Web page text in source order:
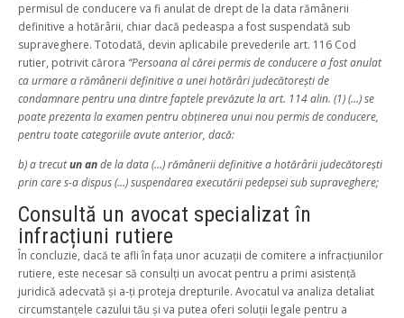
permisul de conducere va fi anulat de drept de la data rămânerii
definitive a hotărârii, chiar dacă pedeaspa a fost suspendată sub
supraveghere. Totodată, devin aplicabile prevederile art. 116 Cod
rutier, potrivit cărora “Persoana al cărei permis de conducere a fost anulat
ca urmare a rămânerii definitive a unei hotărâri judecătorești de
condamnare pentru una dintre faptele prevăzute la art. 114 alin. (1) (…) se
poate prezenta la examen pentru obținerea unui nou permis de conducere,
pentru toate categoriile avute anterior, dacă:
b)a trecutun ande la data (…) rămânerii definitive a hotărârii judecătorești
prin care s-a dispus (…) suspendarea executării pedepsei sub supraveghere;
Consultă un avocat specializat în
infracțiuni rutiere
În concluzie, dacă te afli în fața unor acuzații de comitere a infracțiunilor
rutiere, este necesar să consulți un avocat pentru a primi asistență
juridică adecvată și a-ți proteja drepturile. Avocatul va analiza detaliat
circumstanțele cazului tău și va putea oferi soluții legale pentru a